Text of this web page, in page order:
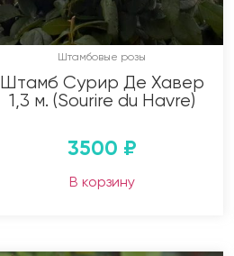
Штамбовые розы
Штамб Сурир Де Хавер
1,3 м. (Sourire du Havre)
3500 ₽
В корзину